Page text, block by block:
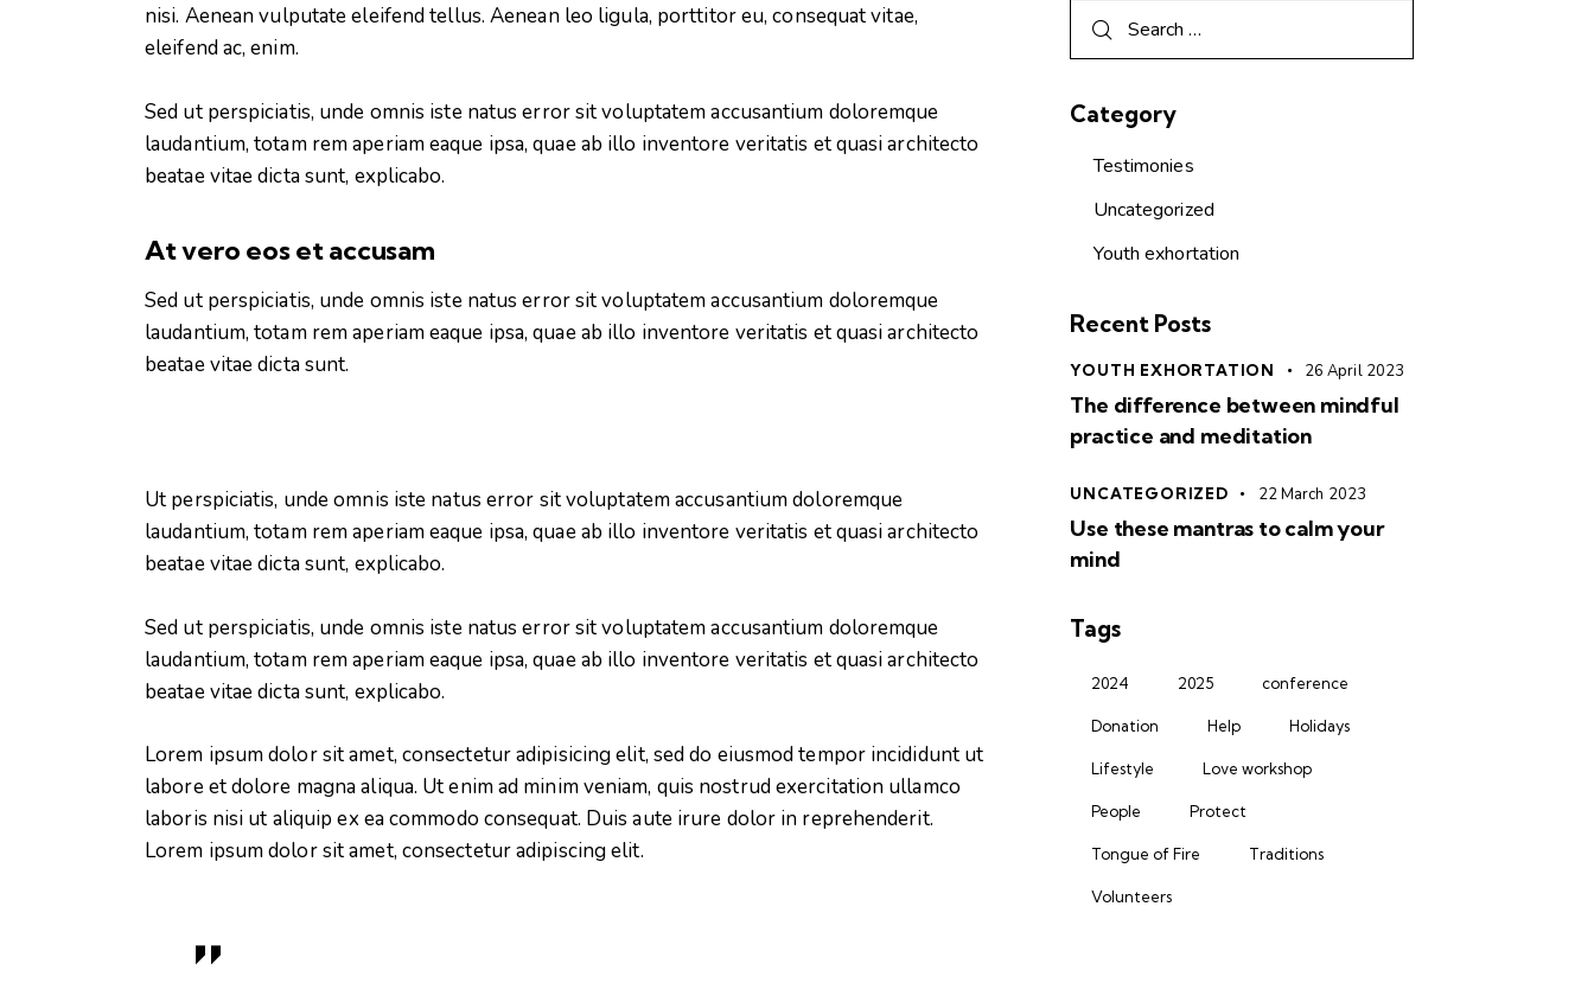
nisi. Aenean vulputate eleifend tellus. Aenean leo ligula, porttitor eu, consequat vitae,
eleifend ac, enim.
Sed ut perspiciatis, unde omnis iste natus error sit voluptatem accusantium doloremque
laudantium, totam rem aperiam eaque ipsa, quae ab illo inventore veritatis et quasi architecto
beatae vitae dicta sunt, explicabo.
At vero eos et accusam
Sed ut perspiciatis, unde omnis iste natus error sit voluptatem accusantium doloremque
laudantium, totam rem aperiam eaque ipsa, quae ab illo inventore veritatis et quasi architecto
beatae vitae dicta sunt.
Ut perspiciatis, unde omnis iste natus error sit voluptatem accusantium doloremque
laudantium, totam rem aperiam eaque ipsa, quae ab illo inventore veritatis et quasi architecto
beatae vitae dicta sunt, explicabo.
Sed ut perspiciatis, unde omnis iste natus error sit voluptatem accusantium doloremque
laudantium, totam rem aperiam eaque ipsa, quae ab illo inventore veritatis et quasi architecto
beatae vitae dicta sunt, explicabo.
Lorem ipsum dolor sit amet, consectetur adipisicing elit, sed do eiusmod tempor incididunt ut
labore et dolore magna aliqua. Ut enim ad minim veniam, quis nostrud exercitation ullamco
laboris nisi ut aliquip ex ea commodo consequat. Duis aute irure dolor in reprehenderit.
Lorem ipsum dolor sit amet, consectetur adipiscing elit.
Category
Testimonies
Uncategorized
Youth exhortation
Recent Posts
YOUTH EXHORTATION 26 April 2023
The difference between mindful
practice and meditation
UNCATEGORIZED 22 March 2023
Use these mantras to calm your
mind
Tags
2024 2025 conference
Donation Help Holidays
Lifestyle Love workshop
People Protect
Tongue of Fire Traditions
Volunteers